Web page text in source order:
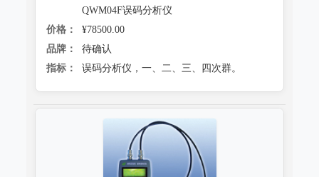
QWM04F误码分析仪
价格：
¥78500.00
品牌：
待确认
指标：
误码分析仪，一、二、三、四次群。